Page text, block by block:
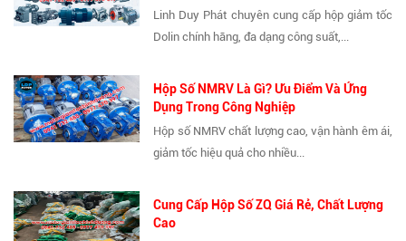
Linh Duy Phát chuyên cung cấp hộp giảm tốc
Dolin chính hãng, đa dạng công suất,...
Hộp Số NMRV Là Gì? Ưu Điểm Và Ứng
Dụng Trong Công Nghiệp
Hộp số NMRV chất lượng cao, vận hành êm ái,
giảm tốc hiệu quả cho nhiều...
Cung Cấp Hộp Số ZQ Giá Rẻ, Chất Lượng
Cao